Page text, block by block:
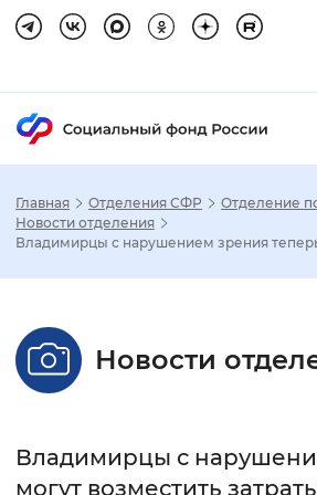
Настройка режима
Стандартный
Главная Отделения СФР
Отделение
Новости отделения
Владимирцы с нарушением зрения теперь
Новости
Владимирцы с
могут возместить